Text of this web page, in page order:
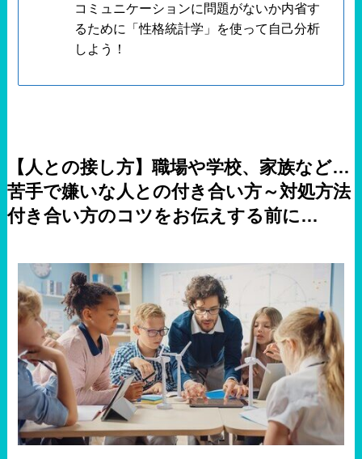
コミュニケーションに問題がないか内省す
るために「性格統計学」を使って自己分析
しよう！
【人との接し方】職場や学校、家族など…
苦手で嫌いな人との付き合い方～対処方法
付き合い方のコツをお伝えする前に…